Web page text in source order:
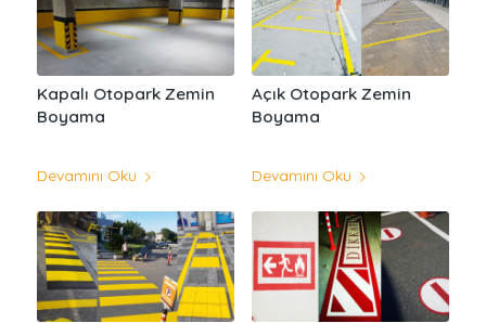
Kapalı Otopark Zemin
Boyama
Devamını Oku
Açık Otopark Zemin
Boyama
Devamını Oku